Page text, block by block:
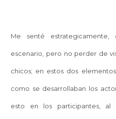
Me senté
escenario, pero no perder de
chicos; en estos dos
como se desarrollaban los
esto en los participantes,